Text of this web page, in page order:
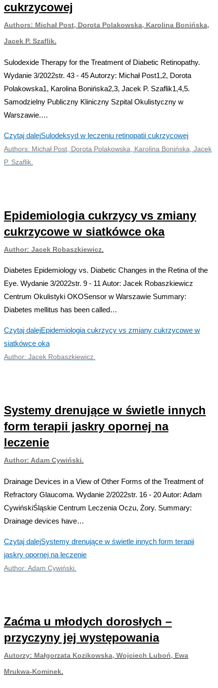
cukrzycowej
Authors: Michał Post, Dorota Polakowska, Karolina Bonińska,
Jacek P. Szaflik.
Sulodexide Therapy for the Treatment of Diabetic Retinopathy.
Wydanie 3/2022str. 43 - 45 Autorzy: Michał Post1,2, Dorota
Polakowska1, Karolina Bonińska2,3, Jacek P. Szaflik1,4,5.
Samodzielny Publiczny Kliniczny Szpital Okulistyczny w
Warszawie.…
Czytaj dalejSulodeksyd w leczeniu retinopatii cukrzycowej
Authors: Michał Post, Dorota Polakowska, Karolina Bonińska, Jacek
P. Szaflik.
Epidemiologia cukrzycy vs zmiany
cukrzycowe w siatkówce oka
Author: Jacek Robaszkiewicz.
Diabetes Epidemiology vs. Diabetic Changes in the Retina of the
Eye. Wydanie 3/2022str. 9 - 11 Autor: Jacek Robaszkiewicz
Centrum Okulistyki OKOSensor w Warszawie Summary:
Diabetes mellitus has been called…
Czytaj dalejEpidemiologia cukrzycy vs zmiany cukrzycowe w
siatkówce oka
Author: Jacek Robaszkiewicz.
Systemy drenujące w świetle innych
form terapii jaskry opornej na
leczenie
Author: Adam Cywiński.
Drainage Devices in a View of Other Forms of the Treatment of
Refractory Glaucoma. Wydanie 2/2022str. 16 - 20 Autor: Adam
CywińskiŚląskie Centrum Leczenia Oczu, Żory. Summary:
Drainage devices have…
Czytaj dalejSystemy drenujące w świetle innych form terapii
jaskry opornej na leczenie
Author: Adam Cywiński.
Zaćma u młodych dorosłych –
przyczyny jej występowania
Autorzy: Małgorzata Kozikowska, Wojciech Luboń, Ewa
Mrukwa-Kominek.